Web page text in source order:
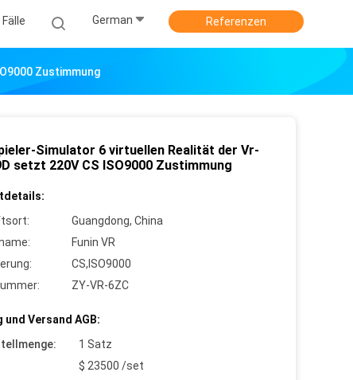
Fälle German Referenzen
Zustimmung
Simulator 6 virtuellen Realität der Vr-
setzt 220V CS ISO9000 Zustimmung
Guangdong, China
Funin VR
CS,ISO9000
ZY-VR-6ZC
und Versand AGB:
1 Satz
$ 23500 /set